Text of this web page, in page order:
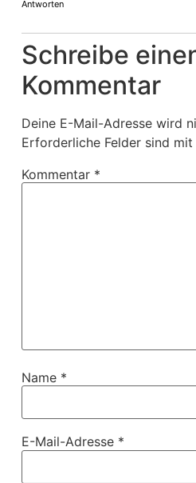
Antworten
Schreibe
Kommentar
Deine E-Mail-Adresse wird
Erforderliche Felder sind mit
Kommentar *
Name *
E-Mail-Adresse *